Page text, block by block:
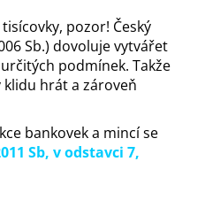
pozor! Český
Sb.) dovoluje vytvářet
podmínek. Takže
klidu hrát a zároveň
bankovek a mincí se
Sb, v odstavci 7,